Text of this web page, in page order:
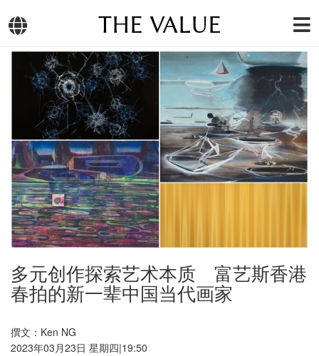
THE VALUE
多元创作探索艺术本质 富艺斯香港
春拍的新一辈中国当代画家
撰文：Ken NG
2023年03月23日 星期四|19:50